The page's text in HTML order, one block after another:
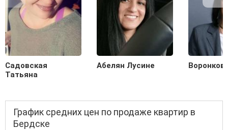
Садовская
Татьяна
Абелян Лусине
График средних цен по продаже квартир в
Бердске